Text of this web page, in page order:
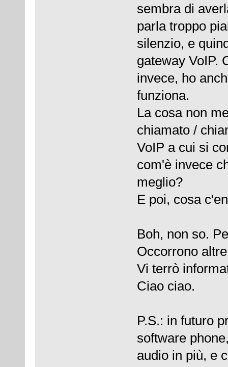
sembra di
parla troppo
silenzio, e
gateway VoIP.
invece, ho
funziona.
La cosa non
chiamato /
VoIP a cui si
com'è invece
meglio?
E poi, cosa
Boh, non so.
Occorrono
Vi terrò
Ciao ciao.
P.S.: in futuro
software
audio in più, e